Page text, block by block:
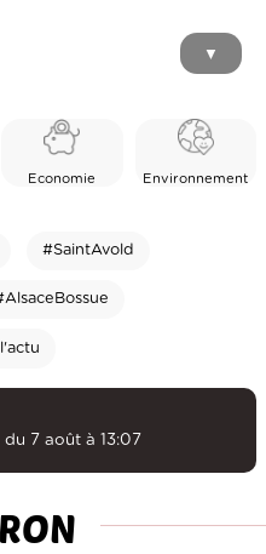
▼
Economie Environnement
#SaintAvold
7 août à 13:07